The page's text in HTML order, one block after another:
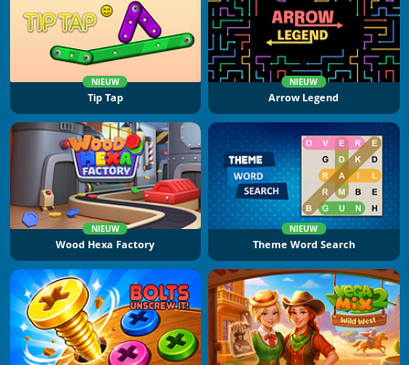
NIEUW
Tip Tap
NIEUW
Arrow Legend
NIEUW
Wood Hexa Factory
NIEUW
Theme Word Search